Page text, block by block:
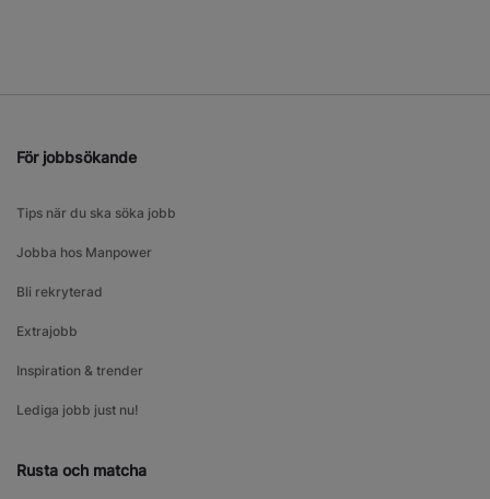
För jobbsökande
Tips när du ska söka jobb
Jobba hos Manpower
Bli rekryterad
Extrajobb
Inspiration & trender
Lediga jobb just nu!
Rusta och matcha